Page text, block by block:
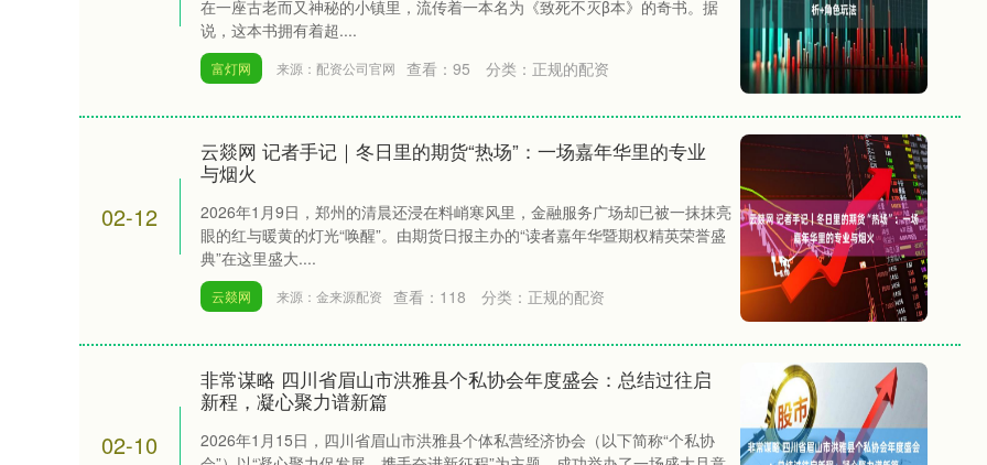
在一座古老而又神秘的小镇里，流传着一本名为《致死不灭β本》的奇书。据
说，这本书拥有着超....
富灯网 来源：配资公司官网 查看： 95 分类： 正规的配资
02-12
云燚网 记者手记｜冬日里的期货“热场”：一场嘉年华里的专业
与烟火
2026年1月9日，郑州的清晨还浸在料峭寒风里，金融服务广场却已被一抹抹亮
眼的红与暖黄的灯光“唤醒”。由期货日报主办的“读者嘉年华暨期权精英荣誉盛
典”在这里盛大....
云燚网 来源：金来源配资 查看： 118 分类： 正规的配资
02-10
非常谋略 四川省眉山市洪雅县个私协会年度盛会：总结过往启
新程，凝心聚力谱新篇
2026年1月15日，四川省眉山市洪雅县个体私营经济协会（以下简称“个私协